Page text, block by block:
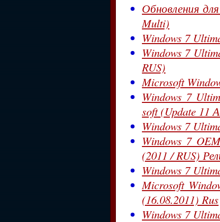
Обновления
Multi)
Windows 7
Windows 7
RUS)
Microsoft
Windows 7
soft (Update 11
Windows 7
Windows 7
(2011 / RUS)
Windows 7
Microsoft
(16.08.2011) Rus
Windows 7